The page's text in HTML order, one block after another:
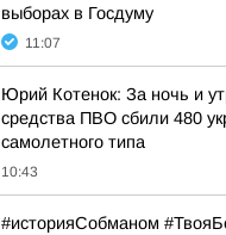
выборах в Госдуму
11:07
Юрий Котенок: За ночь и
средства ПВО сбили 480
самолетного типа
10:43
#историяСобманом